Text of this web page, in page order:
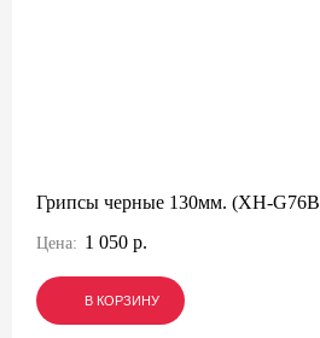
Грипсы черные 130мм. (XH-
Цена: 1 050 р.
В КОРЗИНУ
В КОРЗИНУ
В КОРЗИНУ